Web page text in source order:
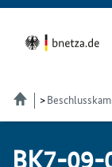
BK7-09-